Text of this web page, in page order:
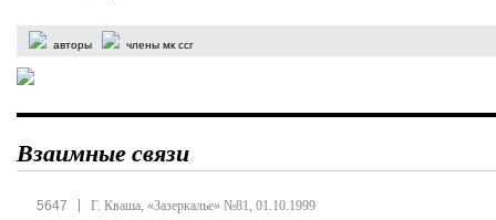
авторы члены мк ссг
Взаимные связи
5647
Г. Кваша, «Зазеркалье» №81, 01.10.1999